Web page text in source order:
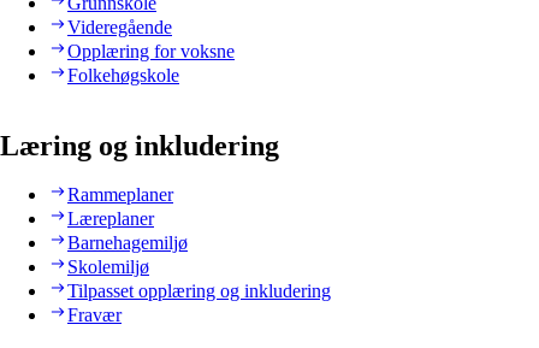
Videregående
Opplæring for voksne
Folkehøgskole
Læring og inkludering
Rammeplaner
Læreplaner
Barnehagemiljø
Skolemiljø
Tilpasset opplæring og inkludering
Fravær